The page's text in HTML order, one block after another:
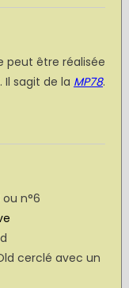
peut être réalisée
sagit de la MP78.
n°6
cerclé avec un